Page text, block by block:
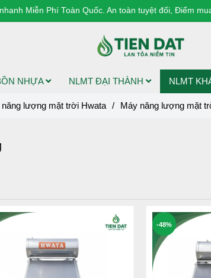
Miễn Phí Toàn Quốc. An toàn tuyệt đối, Điểm
NHỰA NLMT ĐẠI THÀNH NLMT
năng lượng mặt trời Hwata / Máy năng lượng mặt
-48%